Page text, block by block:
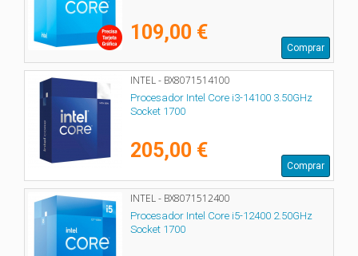
109,00 €
Comprar
INTEL - BX8071514100
Procesador Intel Core i3-14100 3.50GHz
Socket 1700
205,00 €
Comprar
INTEL - BX8071512400
Procesador Intel Core i5-12400 2.50GHz
Socket 1700